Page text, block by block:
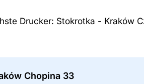
Drucker: Stokrotka - Kraków
Chopina 33